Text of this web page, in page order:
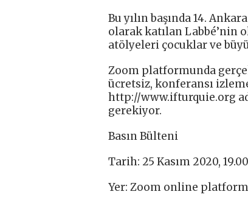
Bu yılın başında 14.
olarak katılan Labbé’nin
atölyeleri çocuklar ve
Zoom platformunda
ücretsiz, konferansı
http://www.ifturquie.org
gerekiyor.
Basın Bülteni
Tarih: 25 Kasım 2020, 19.00
Yer: Zoom online